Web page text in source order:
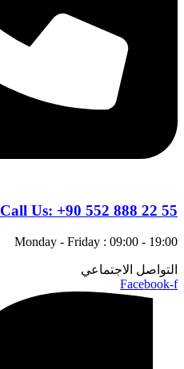
Call Us: +90 552 888 22 55
Monday - Friday : 09:00 - 19:00
التواصل الاجتماعي
Facebook-f